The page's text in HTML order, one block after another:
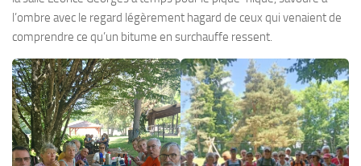
l’ombre avec le regard légèrement hagard de ceux qui venaient de
comprendre ce qu’un bitume en surchauffe ressent.